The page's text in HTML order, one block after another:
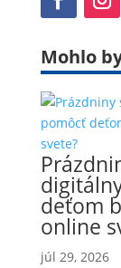
Mohlo
deťom
online
júl 29, 2026